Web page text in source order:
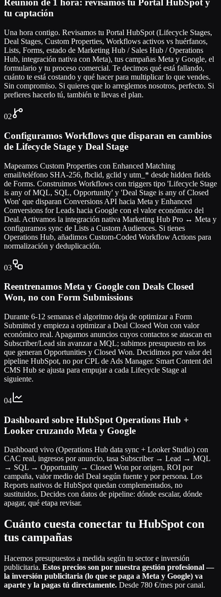
Reunión de 1 hora: revisamos tu Portal HubSpot y
tu captación
Una hora contigo. Revisamos tu Portal HubSpot (Lifecycle Stages,
Deal Stages, Custom Properties, Workflows activos vs huérfanos,
Lists, Forms, estado de Marketing Hub / Sales Hub / Operations
Hub, integración nativa con Meta), tus campañas Meta y Google, el
formulario y tu proceso comercial. Te decimos qué está fallando,
cuánto te está costando y qué hacer para multiplicar lo que vendes.
Sin compromiso. Si quieres que lo arreglemos nosotros, perfecto. Si
prefieres hacerlo tú, también te llevas el plan.
02
Configuramos Workflows que disparan en cambios
de Lifecycle Stage y Deal Stage
Mapeamos Custom Properties con Enhanced Matching
email/teléfono SHA-256, fbclid, gclid y utm_* desde hidden fields
de Forms. Construimos Workflows con triggers tipo 'Lifecycle Stage
is any of MQL, SQL, Opportunity' y 'Deal Stage is any of Closed
Won' que disparan Conversions API hacia Meta y Enhanced
Conversions for Leads hacia Google con el valor económico del
Deal. Activamos la integración nativa Marketing Hub Pro ↔ Meta y
configuramos sync de Lists a Custom Audiences. Si tienes
Operations Hub, añadimos Custom-Coded Workflow Actions para
normalización y deduplicación.
03
Reentrenamos Meta y Google con Deals Closed
Won, no con Form Submissions
Durante 6-12 semanas el algoritmo deja de optimizar a Form
Submitted y empieza a optimizar a Deal Closed Won con valor
económico real. Apagamos anuncios cuyos contactos se atascan en
Subscriber/Lead sin avanzar a MQL; subimos presupuesto en los
que generan Opportunities y Closed Won. Decidimos por valor del
pipeline HubSpot, no por CPL de Ads Manager. Smart Content del
CMS Hub se ajusta para empujar a cada Lifecycle Stage al
siguiente.
04
Dashboard sobre HubSpot Operations Hub +
Looker cruzando Meta y Google
Dashboard vivo (Operations Hub data sync + Looker Studio) con
CAC real, ingresos por anuncio, tasa Subscriber → Lead → MQL
→ SQL → Opportunity → Closed Won por origen, ROI por
campaña, valor medio del Deal según fuente y por persona. Los
Reports nativos de HubSpot quedan complementados, no
sustituidos. Decides con datos de pipeline: dónde escalar, dónde
apagar, qué etapa revisar.
Cuánto cuesta conectar tu HubSpot con
tus campañas
Hacemos presupuestos a medida según tu sector e inversión
publicitaria. Estos precios son por nuestra gestión profesional —
la inversión publicitaria (lo que se paga a Meta y Google) va
aparte y la pagas tú directamente. Desde 780 €/mes por canal.